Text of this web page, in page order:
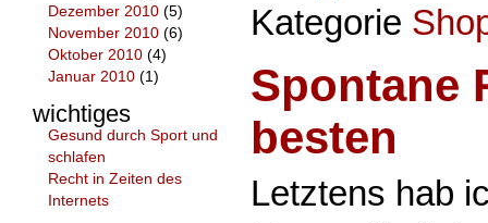
Dezember 2010 (5)
November 2010 (6)
Oktober 2010 (4)
Januar 2010 (1)
wichtiges
Gesund durch Sport und
schlafen
Recht in Zeiten des
Internets
Kategorie
Spontane
besten
Letztens hab